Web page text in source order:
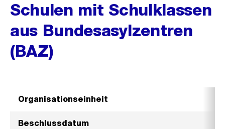
Schulen mit Schulklassen
aus Bundesasylzentren
(BAZ)
Organisationseinheit
Beschlussdatum